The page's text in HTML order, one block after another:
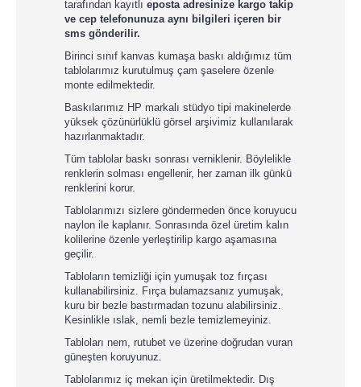
tarafından kayıtlı eposta adresinize kargo takip
ve cep telefonunuza aynı bilgileri içeren bir
sms gönderilir.
Birinci sınıf kanvas kumaşa baskı aldığımız tüm
tablolarımız kurutulmuş çam şaselere özenle
monte edilmektedir.
Baskılarımız HP markalı stüdyo tipi makinelerde
yüksek çözünürlüklü görsel arşivimiz kullanılarak
hazırlanmaktadır.
Tüm tablolar baskı sonrası verniklenir. Böylelikle
renklerin solması engellenir, her zaman ilk günkü
renklerini korur.
Tablolarımızı sizlere göndermeden önce koruyucu
naylon ile kaplanır. Sonrasında özel üretim kalın
kolilerine özenle yerleştirilip kargo aşamasına
geçilir.
Tabloların temizliği için yumuşak toz fırçası
kullanabilirsiniz. Fırça bulamazsanız yumuşak,
kuru bir bezle bastırmadan tozunu alabilirsiniz.
Kesinlikle ıslak, nemli bezle temizlemeyiniz.
Tabloları nem, rutubet ve üzerine doğrudan vuran
güneşten koruyunuz.
Tablolarımız iç mekan için üretilmektedir. Dış